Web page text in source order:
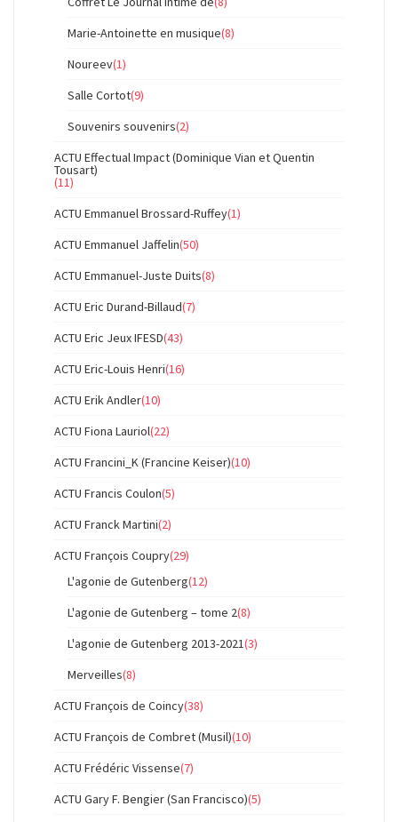
Marie-Antoinette en musique(8)
Noureev(1)
Salle Cortot(9)
Souvenirs souvenirs(2)
ACTU Effectual Impact (Dominique Vian et Quentin
Tousart)
(11)
ACTU Emmanuel Brossard-Ruffey(1)
ACTU Emmanuel Jaffelin(50)
ACTU Emmanuel-Juste Duits(8)
ACTU Eric Durand-Billaud(7)
ACTU Eric Jeux IFESD(43)
ACTU Eric-Louis Henri(16)
ACTU Erik Andler(10)
ACTU Fiona Lauriol(22)
ACTU Francini_K (Francine Keiser)(10)
ACTU Francis Coulon(5)
ACTU Franck Martini(2)
ACTU François Coupry(29)
L'agonie de Gutenberg(12)
L'agonie de Gutenberg – tome 2(8)
L'agonie de Gutenberg 2013-2021(3)
Merveilles(8)
ACTU François de Coincy(38)
ACTU François de Combret (Musil)(10)
ACTU Frédéric Vissense(7)
ACTU Gary F. Bengier (San Francisco)(5)